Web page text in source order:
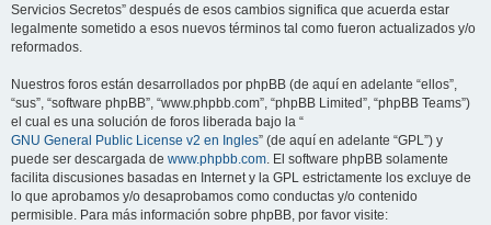
Servicios Secretos” después de esos cambios significa que acuerda estar
legalmente sometido a esos nuevos términos tal como fueron actualizados y/o
reformados.
Nuestros foros están desarrollados por phpBB (de aquí en adelante “ellos”,
“sus”, “software phpBB”, “www.phpbb.com”, “phpBB Limited”, “phpBB Teams”)
el cual es una solución de foros liberada bajo la “
GNU General Public License v2 en Ingles” (de aquí en adelante “GPL”) y
puede ser descargada de www.phpbb.com. El software phpBB solamente
facilita discusiones basadas en Internet y la GPL estrictamente los excluye de
lo que aprobamos y/o desaprobamos como conductas y/o contenido
permisible. Para más información sobre phpBB, por favor visite: